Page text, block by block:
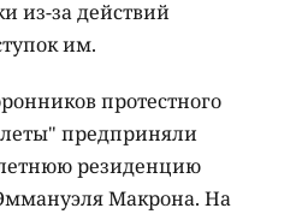
из-за действий
им.
протестного
предприняли
резиденцию
Макрона. На